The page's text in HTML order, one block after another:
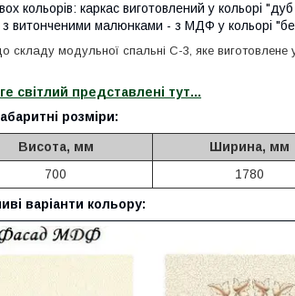
кольорів: каркас виготовлений у кольорі "дуб
з витонченими малюнками - з МДФ у кольорі
складу модульної спальні С-3, яке
світлий представлені тут...
розміри:
Висота, мм
Ширина, мм
700 1780
варіанти кольору: